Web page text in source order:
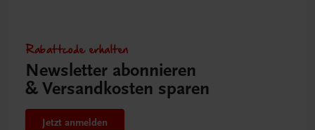
Rabattcode erhalten
Newsletter abonnieren
& Versandkosten sparen
Jetzt anmelden